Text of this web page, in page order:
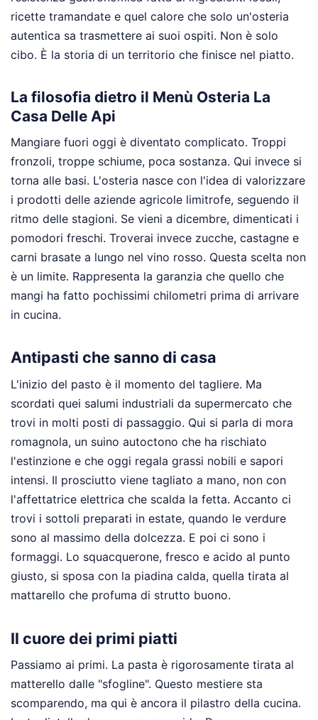
ricette tramandate e quel calore che solo un'osteria
autentica sa trasmettere ai suoi ospiti. Non è solo
cibo. È la storia di un territorio che finisce nel piatto.
La filosofia dietro il Menù Osteria La
Casa Delle Api
Mangiare fuori oggi è diventato complicato. Troppi
fronzoli, troppe schiume, poca sostanza. Qui invece si
torna alle basi. L'osteria nasce con l'idea di valorizzare
i prodotti delle aziende agricole limitrofe, seguendo il
ritmo delle stagioni. Se vieni a dicembre, dimenticati i
pomodori freschi. Troverai invece zucche, castagne e
carni brasate a lungo nel vino rosso. Questa scelta non
è un limite. Rappresenta la garanzia che quello che
mangi ha fatto pochissimi chilometri prima di arrivare
in cucina.
Antipasti che sanno di casa
L'inizio del pasto è il momento del tagliere. Ma
scordati quei salumi industriali da supermercato che
trovi in molti posti di passaggio. Qui si parla di mora
romagnola, un suino autoctono che ha rischiato
l'estinzione e che oggi regala grassi nobili e sapori
intensi. Il prosciutto viene tagliato a mano, non con
l'affettatrice elettrica che scalda la fetta. Accanto ci
trovi i sottoli preparati in estate, quando le verdure
sono al massimo della dolcezza. E poi ci sono i
formaggi. Lo squacquerone, fresco e acido al punto
giusto, si sposa con la piadina calda, quella tirata al
mattarello che profuma di strutto buono.
Il cuore dei primi piatti
Passiamo ai primi. La pasta è rigorosamente tirata al
matterello dalle "sfogline". Questo mestiere sta
scomparendo, ma qui è ancora il pilastro della cucina.